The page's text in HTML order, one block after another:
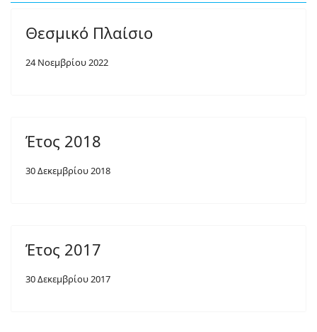
Θεσμικό Πλαίσιο
24 Νοεμβρίου 2022
Έτος 2018
30 Δεκεμβρίου 2018
Έτος 2017
30 Δεκεμβρίου 2017